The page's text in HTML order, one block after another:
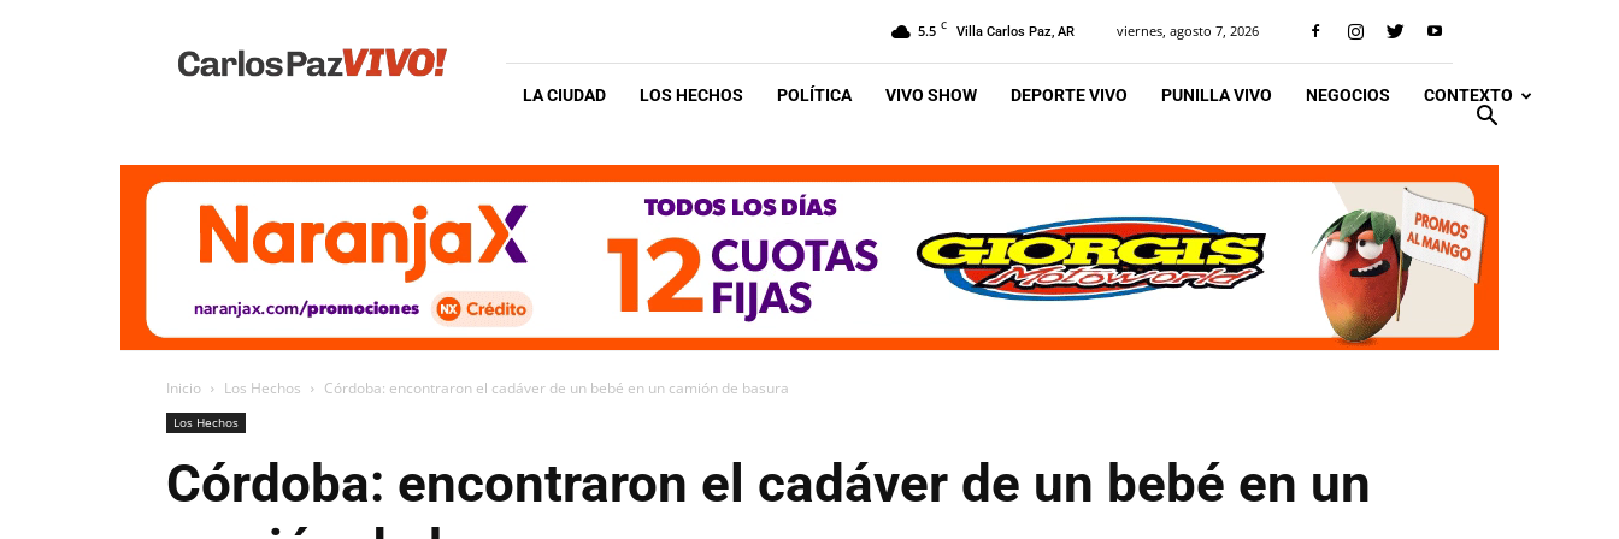
Vivo
5.5 C Villa Carlos Paz, AR viernes, agosto 7, 2026
LA CIUDAD LOS HECHOS POLÍTICA VIVO SHOW DEPORTE VIVO PUNILLA VIVO NEGOCIOS CONTEXTO
Inicio Los Hechos Córdoba: encontraron el cadáver de un bebé en un camión de basura
Los Hechos
Córdoba: encontraron el cadáver de un bebé en un